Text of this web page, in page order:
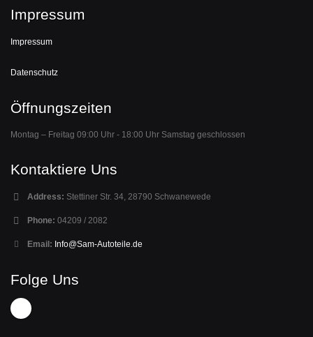
Impressum
Impressum
Datenschutz
Öffnungszeiten
Montag – Freitag 09:00 Uhr - 18:00 Uhr Samstag geschlossen
Kontaktiere Uns
Address: Stettiner Str. 34, 28790 Schwanewede
Phone: 04209 / 2082
Email: Info@Sam-Autoteile.de
Folge Uns